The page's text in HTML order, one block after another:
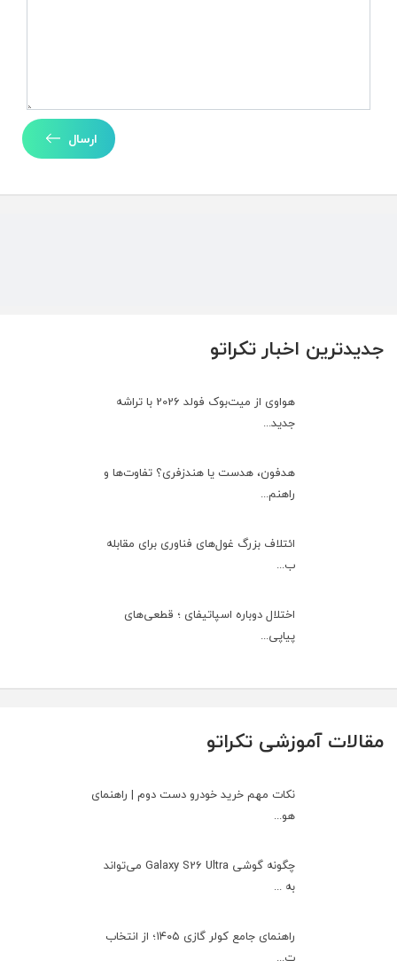
جدیدترین اخبار تکراتو
هواوی از میت‌بوک فولد 2026 با تراشه
جدید...
هدفون، هدست یا هندزفری؟ تفاوت‌ها و
راهنم...
ائتلاف بزرگ غول‌های فناوری برای مقابله
ب...
اختلال دوباره اسپاتیفای ؛ قطعی‌های
پیاپی...
ارسال
مقالات آموزشی تکراتو
نکات مهم خرید خودرو دست دوم | راهنمای
هو...
چگونه گوشی Galaxy S26 Ultra می‌تواند
به ...
راهنمای جامع کولر گازی ۱۴۰۵؛ از انتخاب
ت...